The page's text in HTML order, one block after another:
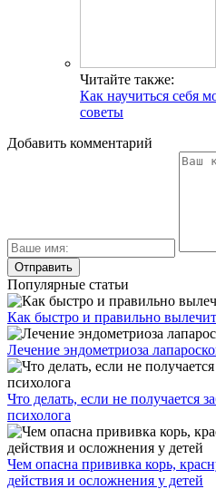
Читайте также:
Как научиться себя
советы
Добавить комментарий
Популярные статьи
Как быстро и правильно
Лечение эндометриоза
Что делать, если не получается
психолога
Чем опасна прививка корь,
действия и осложнения у детей